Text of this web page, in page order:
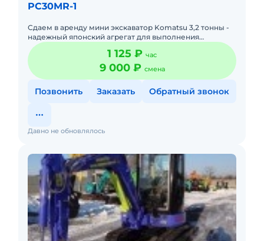
PC30MR-1
Сдаем в аренду мини экскаватор Komatsu 3,2 тонны -
надежный японский агрегат для выполнения
различных строительных и ремонтных работ.
Миниэкскаватор работает к
1 125 ₽ час
9 000 ₽ смена
Позвонить Заказать Обратный звонок
Давно не обновлялось